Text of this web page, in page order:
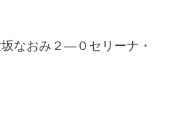
なおみ２―０セリーナ・